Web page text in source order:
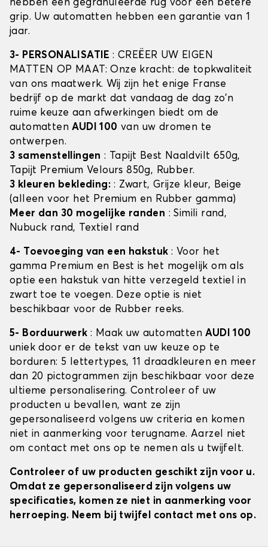
hebben een gegranuleerde rug voor een betere
grip. Uw automatten hebben een garantie van 1
jaar.
3- PERSONALISATIE: CREËER UW EIGEN
MATTEN OP MAAT: Onze kracht: de topkwaliteit
van ons maatwerk. Wij zijn het enige Franse
bedrijf op de markt dat vandaag de dag zo'n
ruime keuze aan afwerkingen biedt om de
automattenAUDI 100 van uw dromen te
ontwerpen.
3 samenstellingen : Tapijt Best Naaldvilt 650g,
Tapijt Premium Velours 850g, Rubber.
3 kleuren bekleding: : Zwart, Grijze kleur, Beige
(alleen voor het Premium en Rubber gamma)
Meer dan 30 mogelijke randen : Simili rand,
Nubuck rand, Textiel rand
4- Toevoeging van een hakstuk : Voor het
gamma Premium en Best is het mogelijk om als
optie een hakstuk van hitte verzegeld textiel in
zwart toe te voegen. Deze optie is niet
beschikbaar voor de Rubber reeks.
5- Borduurwerk : Maak uw automattenAUDI 100
uniek door er de tekst van uw keuze op te
borduren: 5 lettertypes, 11 draadkleuren en meer
dan 20 pictogrammen zijn beschikbaar voor deze
ultieme personalisering. Controleer of uw
producten u bevallen, want ze zijn
gepersonaliseerd volgens uw criteria en komen
niet in aanmerking voor terugname. Aarzel niet
om contact met ons op te nemen als u twijfelt.
Controleer of uw producten geschikt zijn voor u.
Omdat ze gepersonaliseerd zijn volgens uw
specificaties, komen ze niet in aanmerking voor
herroeping. Neem bij twijfel contact met ons op.